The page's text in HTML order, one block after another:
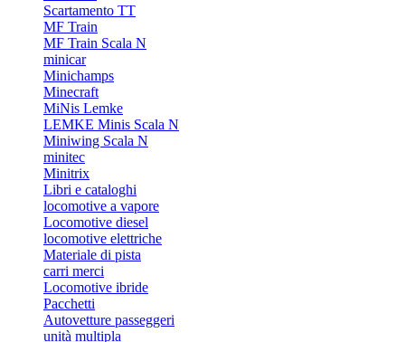
Scartamento TT
MF Train
MF Train Scala N
minicar
Minichamps
Minecraft
MiNis Lemke
LEMKE Minis Scala N
Miniwing Scala N
minitec
Minitrix
Libri e cataloghi
locomotive a vapore
Locomotive diesel
locomotive elettriche
Materiale di pista
carri merci
Locomotive ibride
Pacchetti
Autovetture passeggeri
unità multipla